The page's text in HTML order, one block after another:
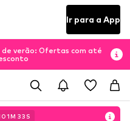
Ir para a App
de verão: Ofertas com até
01M 30 S